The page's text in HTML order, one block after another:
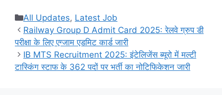
Categories
All Updates, Latest Job
Railway Group D Admit Card 2025: रेलवे ग्रुप डी
परीक्षा के लिए एग्जाम एडमिट कार्ड जारी
IB MTS Recruitment 2025: इंटेलिजेंस ब्यूरो में मल्टी
टास्किंग स्टाफ के 362 पदों पर भर्ती का नोटिफिकेशन जारी